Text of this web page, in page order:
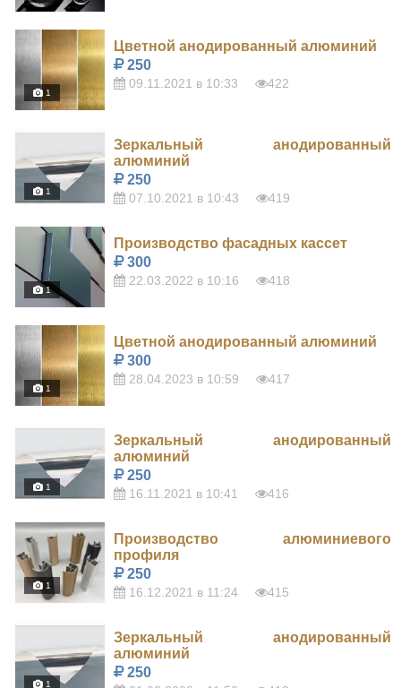
1
Цветной анодированный алюминий
250
09.11.2021 в 10:33 422
1
Зеркальный анодированный
алюминий
250
07.10.2021 в 10:43 419
1
Производство фасадных кассет
300
22.03.2022 в 10:16 418
1
Цветной анодированный алюминий
300
28.04.2023 в 10:59 417
1
Зеркальный анодированный
алюминий
250
16.11.2021 в 10:41 416
1
Производство алюминиевого
профиля
250
16.12.2021 в 11:24 415
1
Зеркальный анодированный
алюминий
250